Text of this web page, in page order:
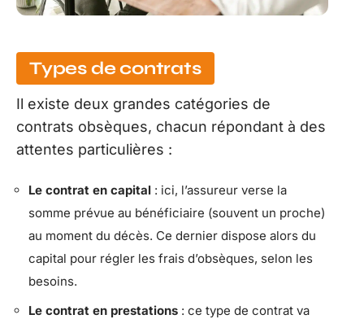
Types de contrats
Il existe deux grandes catégories de
contrats obsèques, chacun répondant à des
attentes particulières :
Le contrat en capital : ici, l’assureur verse la
somme prévue au bénéficiaire (souvent un proche)
au moment du décès. Ce dernier dispose alors du
capital pour régler les frais d’obsèques, selon les
besoins.
Le contrat en prestations : ce type de contrat va